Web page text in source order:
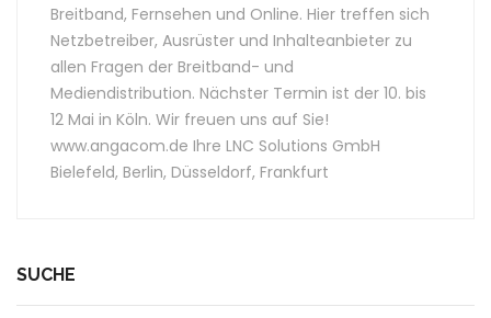
Breitband, Fernsehen und Online. Hier treffen sich
Netzbetreiber, Ausrüster und Inhalteanbieter zu
allen Fragen der Breitband- und
Mediendistribution. Nächster Termin ist der 10. bis
12 Mai in Köln. Wir freuen uns auf Sie!
www.angacom.de Ihre LNC Solutions GmbH
Bielefeld, Berlin, Düsseldorf, Frankfurt
SUCHE